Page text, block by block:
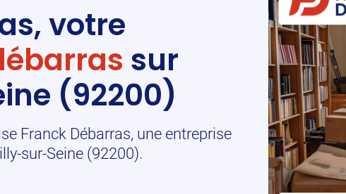
votre
sur
(92200)
Franck Débarras, une entreprise
sur-Seine (92200).